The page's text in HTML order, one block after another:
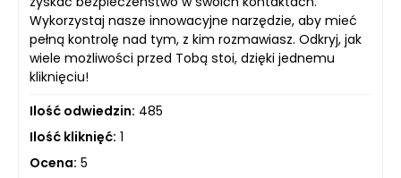
Wykorzystaj nasze innowacyjne narzędzie, aby mieć
pełną kontrolę nad tym, z kim rozmawiasz. Odkryj, jak
wiele możliwości przed Tobą stoi, dzięki jednemu
kliknięciu!
Ilość odwiedzin: 485
Ilość kliknięć: 1
Ocena: 5